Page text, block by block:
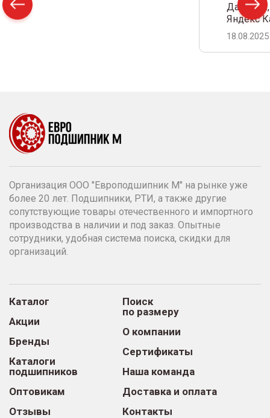
Дамир
Яндекс
18.08.2025
Организация ООО "Европодшипник М" на рынке уже
более 20 лет. Подшипники, РТИ, а также другие
сопутствующие товары отечественного и импортного
производства в наличии и под заказ. Опытные
сотрудники, удобная система поиска, скидки для
организаций.
Каталог
Акции
Бренды
Каталоги
подшипников
Оптовикам
Отзывы
Поиск
по размеру
О компании
Сертификаты
Наша команда
Доставка и оплата
Контакты